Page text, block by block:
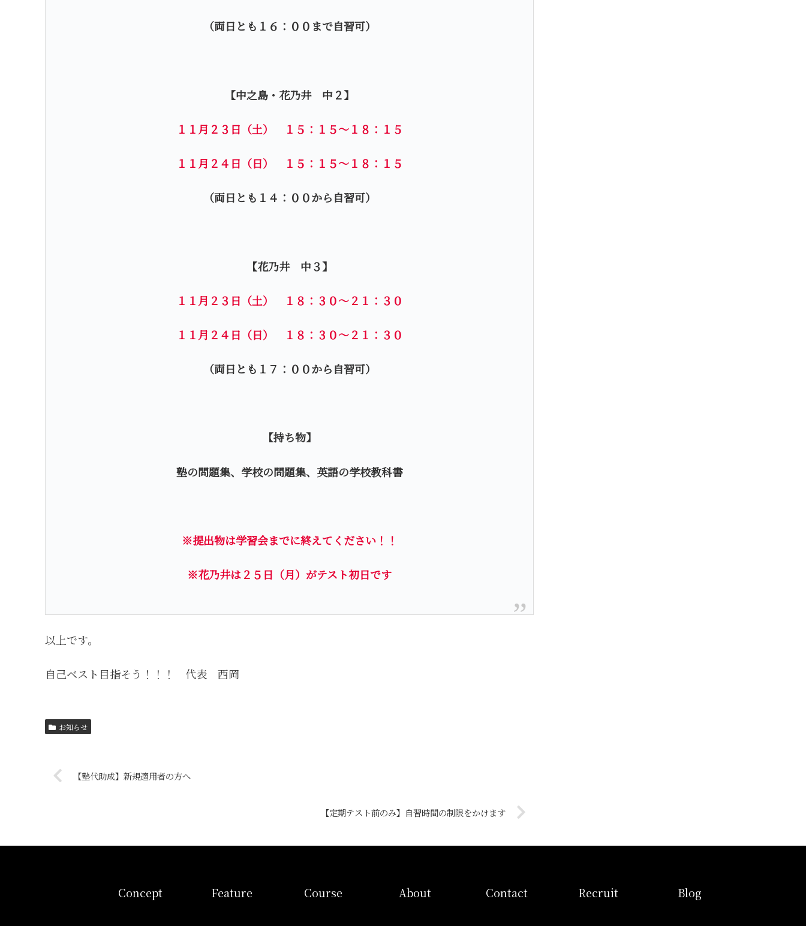
（両日とも１６：００まで自習可）
【中之島・花乃井 中２】
１１月２３日（土） １５：１５～１８：１５
１１月２４日（日） １５：１５～１８：１５
（両日とも１４：００から自習可）
【花乃井 中３】
１１月２３日（土） １８：３０～２１：３０
１１月２４日（日） １８：３０～２１：３０
（両日とも１７：００から自習可）
【持ち物】
塾の問題集、学校の問題集、英語の学校教科書
※提出物は学習会までに終えてください！！
※花乃井は２５日（月）がテスト初日です
以上です。
自己ベスト目指そう！！！ 代表 西岡
お知らせ
【塾代助成】新規適用者の方へ
【定期テスト前のみ】自習時間の制限をかけます
Concept
Feature
Course
About
Contact
Recruit
Blog